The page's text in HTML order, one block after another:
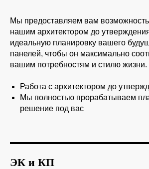
Мы предоставляем вам
нашим архитектором до
идеальную планировку вашего
панелей, чтобы он максимально
вашим потребностям и стилю жизни.
Работа с архитектором до
Мы полностью прорабатываем
решение под вас
ЭК и КП